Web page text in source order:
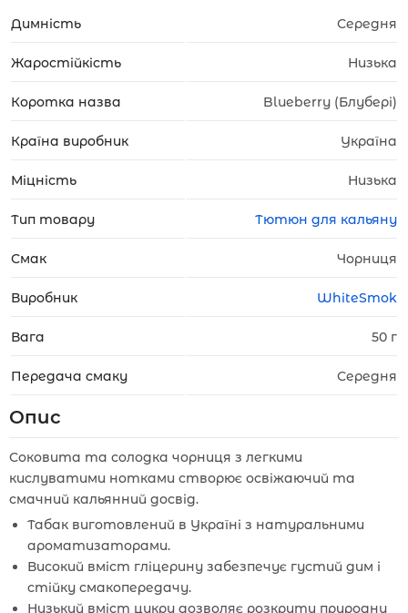
Димність Середня
Жаростійкість Низька
Коротка назва Blueberry (Блубері)
Країна виробник Україна
Міцність Низька
Тип товару Тютюн для кальяну
Смак Чорниця
Виробник WhiteSmok
Вага 50 г
Передача смаку Середня
Опис
Соковита та солодка чорниця з легкими
кислуватими нотками створює освіжаючий та
смачний кальянний досвід.
Табак виготовлений в Україні з натуральними
ароматизаторами.
Високий вміст гліцерину забезпечує густий дим і
стійку смакопередачу.
Низький вміст цукру дозволяє розкрити природну